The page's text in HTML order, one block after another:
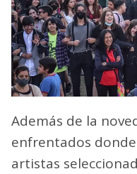
Además de la
enfrentados
artistas